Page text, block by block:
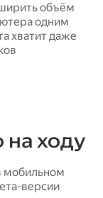
объём
одним
хватит даже
на ходу
мобильном
версии